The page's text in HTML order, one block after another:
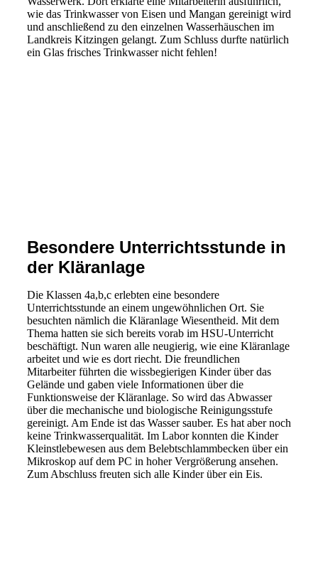
wie das Trinkwasser von Eisen und Mangan gereinigt wird
und anschließend zu den einzelnen Wasserhäuschen im
Landkreis Kitzingen gelangt. Zum Schluss durfte natürlich
ein Glas frisches Trinkwasser nicht fehlen!
Besondere Unterrichtsstunde in
der Kläranlage
Die Klassen 4a,b,c erlebten eine besondere
Unterrichtsstunde an einem ungewöhnlichen Ort. Sie
besuchten nämlich die Kläranlage Wiesentheid. Mit dem
Thema hatten sie sich bereits vorab im HSU-Unterricht
beschäftigt. Nun waren alle neugierig, wie eine Kläranlage
arbeitet und wie es dort riecht. Die freundlichen
Mitarbeiter führten die wissbegierigen Kinder über das
Gelände und gaben viele Informationen über die
Funktionsweise der Kläranlage. So wird das Abwasser
über die mechanische und biologische Reinigungsstufe
gereinigt. Am Ende ist das Wasser sauber. Es hat aber noch
keine Trinkwasserqualität. Im Labor konnten die Kinder
Kleinstlebewesen aus dem Belebtschlammbecken über ein
Mikroskop auf dem PC in hoher Vergrößerung ansehen.
Zum Abschluss freuten sich alle Kinder über ein Eis.